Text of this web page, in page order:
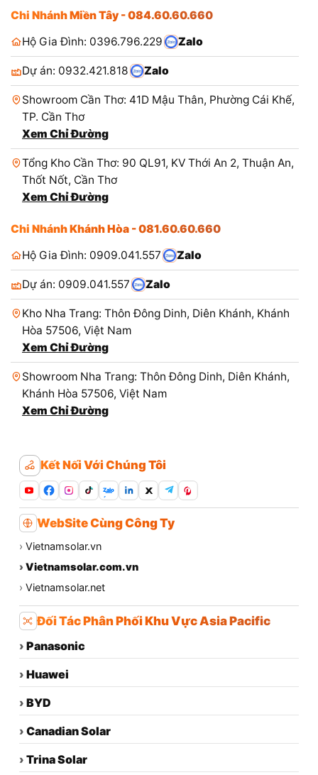
Chi Nhánh Miền Tây - 084.60.60.660
Hộ Gia Đình: 0396.796.229
Zalo
Dự án: 0932.421.818 Zalo
Showroom Cần Thơ: 41D Mậu Thân, Phường Cái Khế,
TP. Cần Thơ
Xem Chỉ Đường
Tổng Kho Cần Thơ: 90 QL91, KV Thới An 2, Thuận An,
Thốt Nốt, Cần Thơ
Xem Chỉ Đường
Chi Nhánh Khánh Hòa - 081.60.60.660
Hộ Gia Đình: 0909.041.557
Zalo
Dự án: 0909.041.557 Zalo
Kho Nha Trang: Thôn Đông Dinh, Diên Khánh, Khánh
Hòa 57506, Việt Nam
Xem Chỉ Đường
Showroom Nha Trang: Thôn Đông Dinh, Diên Khánh,
Khánh Hòa 57506, Việt Nam
Xem Chỉ Đường
Kết Nối Với Chúng Tôi
Zalo
WebSite Cùng Công Ty
› Vietnamsolar.vn
› Vietnamsolar.com.vn
› Vietnamsolar.net
Đối Tác Phân Phối Khu Vực Asia Pacific
› Panasonic
› Huawei
› BYD
› Canadian Solar
› Trina Solar